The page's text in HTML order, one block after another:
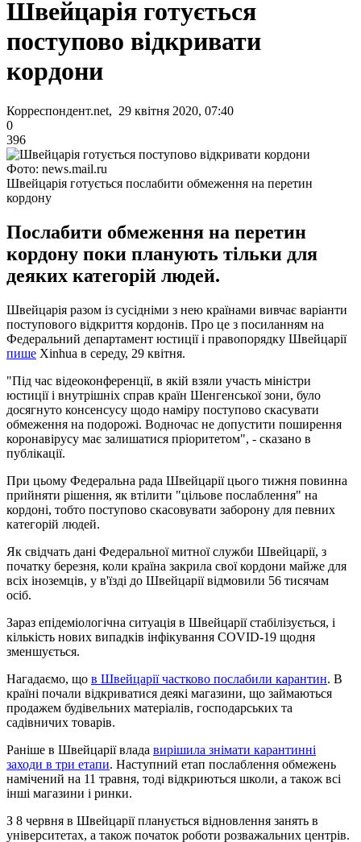
Швейцарія готується
поступово відкривати
кордони
Корреспондент.net, 29 квітня 2020, 07:40
0
396
Фото: news.mail.ru
Швейцарія готується послабити обмеження на перетин
кордону
Послабити обмеження на перетин
кордону поки планують тільки для
деяких категорій людей.
Швейцарія разом із сусідніми з нею країнами вивчає варіанти
поступового відкриття кордонів. Про це з посиланням на
Федеральний департамент юстиції і правопорядку Швейцарії
пише Xinhua в середу, 29 квітня.
"Під час відеоконференції, в якій взяли участь міністри
юстиції і внутрішніх справ країн Шенгенської зони, було
досягнуто консенсусу щодо наміру поступово скасувати
обмеження на подорожі. Водночас не допустити поширення
коронавірусу має залишатися пріоритетом", - сказано в
публікації.
При цьому Федеральна рада Швейцарії цього тижня повинна
прийняти рішення, як втілити "цільове послаблення" на
кордоні, тобто поступово скасовувати заборону для певних
категорій людей.
Як свідчать дані Федеральної митної служби Швейцарії, з
початку березня, коли країна закрила свої кордони майже для
всіх іноземців, у в'їзді до Швейцарії відмовили 56 тисячам
осіб.
Зараз епідеміологічна ситуація в Швейцарії стабілізується, і
кількість нових випадків інфікування COVID-19 щодня
зменшується.
Нагадаємо, що в Швейцарії частково послабили карантин. В
країні почали відкриватися деякі магазини, що займаються
продажем будівельних матеріалів, господарських та
садівничих товарів.
Раніше в Швейцарії влада вирішила знімати карантинні
заходи в три етапи. Наступний етап послаблення обмежень
намічений на 11 травня, тоді відкриються школи, а також всі
інші магазини і ринки.
З 8 червня в Швейцарії планується відновлення занять в
університетах, а також початок роботи розважальних центрів.